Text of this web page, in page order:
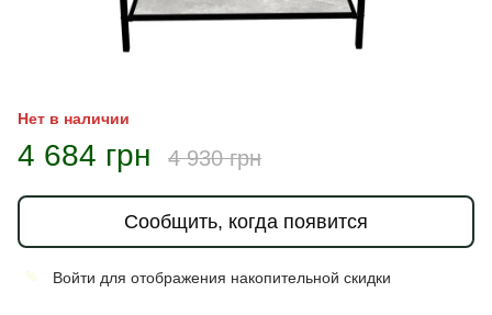
Нет в наличии
4 684 грн 4 930 грн
Сообщить, когда появится
% Войти для отображения накопительной скидки